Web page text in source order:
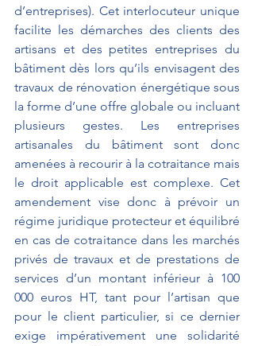
d’entreprises). Cet interlocuteur unique
facilite les démarches des clients des
artisans et des petites entreprises du
bâtiment dès lors qu’ils envisagent des
travaux de rénovation énergétique sous
la forme d’une offre globale ou incluant
plusieurs gestes. Les entreprises
artisanales du bâtiment sont donc
amenées à recourir à la cotraitance mais
le droit applicable est complexe. Cet
amendement vise donc à prévoir un
régime juridique protecteur et équilibré
en cas de cotraitance dans les marchés
privés de travaux et de prestations de
services d’un montant inférieur à 100
000 euros HT, tant pour l’artisan que
pour le client particulier, si ce dernier
exige impérativement une solidarité